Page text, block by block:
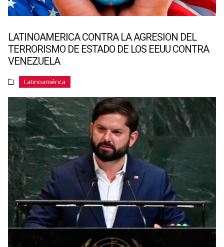
LATINOAMERICA CONTRA LA AGRESION DEL
TERRORISMO DE ESTADO DE LOS EEUU CONTRA
VENEZUELA
Latinoamérica